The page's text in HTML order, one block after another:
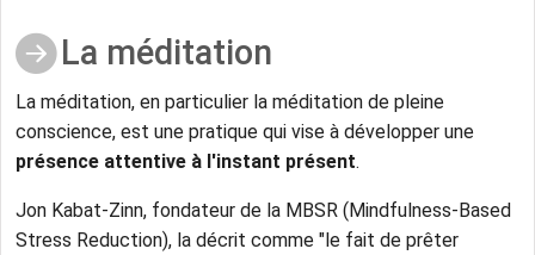
La méditation
La méditation, en particulier la méditation de pleine
conscience, est une pratique qui vise à développer une
présence attentive à l'instant présent.
Jon Kabat-Zinn, fondateur de la MBSR (Mindfulness-Based
Stress Reduction), la décrit comme "le fait de prêter